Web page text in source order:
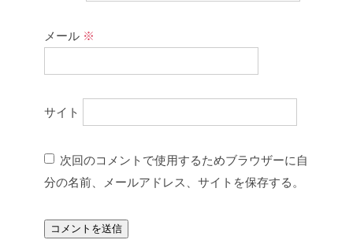
メール ※
サイト
次回のコメントで使用するためブラウザーに自
分の名前、メールアドレス、サイトを保存する。